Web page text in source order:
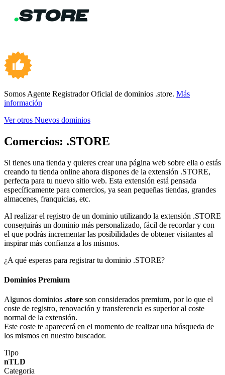
Somos Agente Registrador Oficial de dominios .store. Más
información
Ver otros Nuevos dominios
Comercios: .STORE
Si tienes una tienda y quieres crear una página web sobre ella o estás
creando tu tienda online ahora dispones de la extensión .STORE,
perfecta para tu nuevo sitio web. Esta extensión está pensada
específicamente para comercios, ya sean pequeñas tiendas, grandes
almacenes, franquicias, etc.
Al realizar el registro de un dominio utilizando la extensión .STORE
conseguirás un dominio más personalizado, fácil de recordar y con
el que podrás incrementar las posibilidades de obtener visitantes al
inspirar más confianza a los mismos.
¿A qué esperas para registrar tu dominio .STORE?
Dominios Premium
Algunos dominios .store son considerados premium, por lo que el
coste de registro, renovación y transferencia es superior al coste
normal de la extensión.
Este coste te aparecerá en el momento de realizar una búsqueda de
los mismos en nuestro buscador.
Tipo
nTLD
Categoria